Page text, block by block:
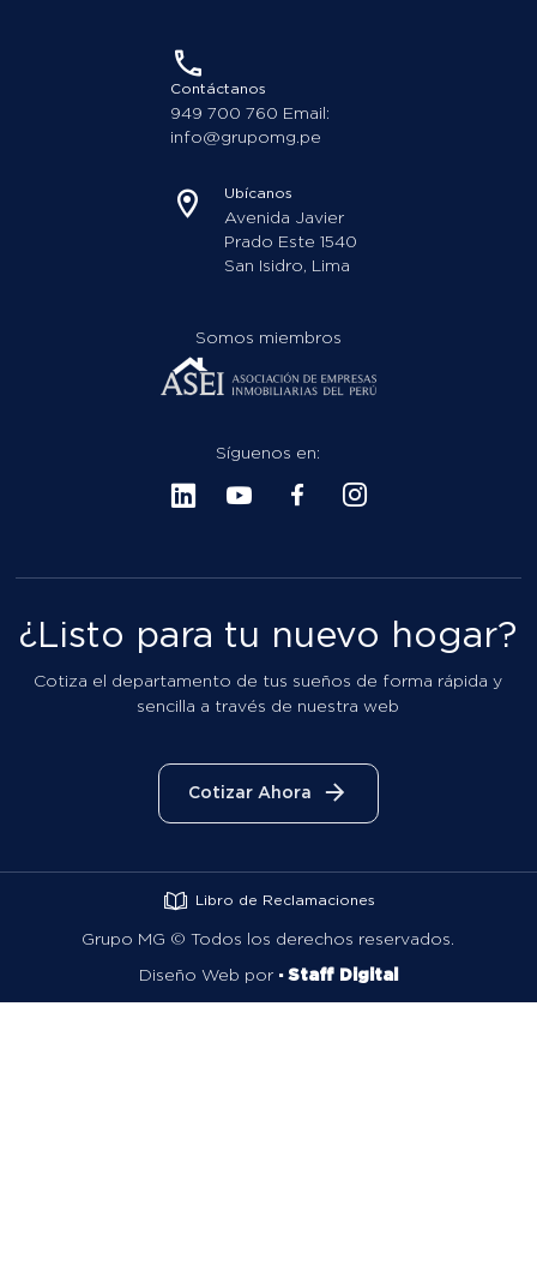
Contáctanos
949 700 760 Email:
info@grupomg.pe
Ubícanos
Avenida Javier
Prado Este 1540
San Isidro, Lima
Somos miembros
Síguenos en:
¿Listo para tu nuevo hogar?
Cotiza el departamento de tus sueños de forma rápida y
sencilla a través de nuestra web
Cotizar Ahora
Grupo MG © Todos los derechos reservados.
Libro de Reclamaciones
Diseño Web por · Staff Digital